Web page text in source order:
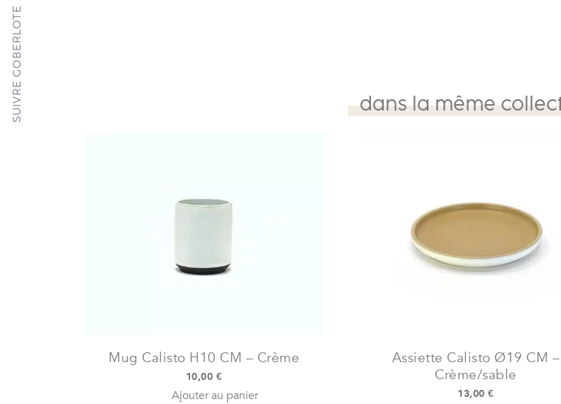
CM
-
dans la même
Mug Calisto H10 CM – Crème
10,00 €
Ajouter au panier
Assiette Calisto Ø19 CM –
Crème/sable
13,00€
SUIVRE GOBERLOTE